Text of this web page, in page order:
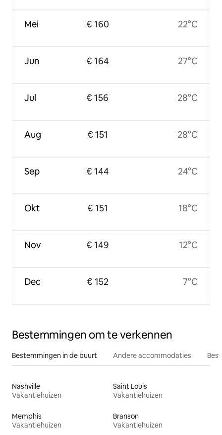
Mei
Jun
Jul
Aug
Sep
Okt
Nov
Dec
€ 160
€ 164
€ 156
€ 151
€ 144
€ 151
€ 149
€ 152
22°C
27°C
28°C
28°C
24°C
18°C
12°C
7°C
Bestemmingen om te verkennen
Bestemmingen in de buurt Andere accommodaties
Nashville
Vakantiehuizen
Saint Louis
Vakantiehuizen
Memphis
Vakantiehuizen
Branson
Vakantiehuizen